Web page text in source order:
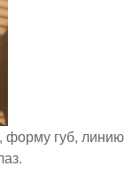
форму губ, линию